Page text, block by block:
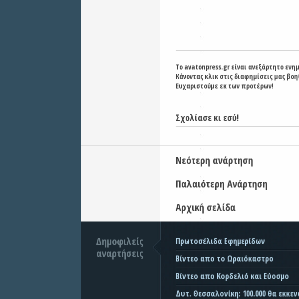
Το avatonpress.gr είναι ανεξάρτητο
Κάνοντας κλικ στις διαφημίσεις μας
Ευχαριστούμε εκ των προτέρων!
Σχολίασε κι εσύ!
Νεότερη ανάρτηση
Παλαιότερη Ανάρτηση
Αρχική σελίδα
Δημοφιλείς
αναρτήσεις
Πρωτοσέλιδα Εφημερίδων
Βίντεο απο το Ωραιόκαστρο
Βίντεο απο Κορδελιό και Εύοσμο
Δυτ. Θεσσαλονίκη: 100.000 θα